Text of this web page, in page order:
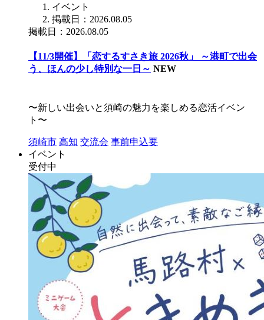
イベント
掲載日：2026.08.05
掲載日：2026.08.05
【11/3開催】「恋するすさき旅 2026秋」 ～港町で出会
う、ほんの少し特別な一日～ NEW
〜新しい出会いと須崎の魅力を楽しめる恋活イベン
ト〜
須崎市 高知 交流会 事前申込要
イベント
受付中